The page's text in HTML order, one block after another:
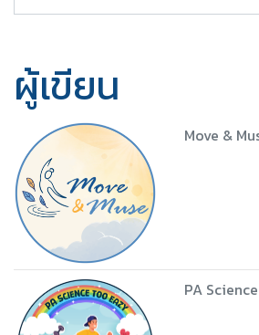
ผู้เขียน
Move &
PA